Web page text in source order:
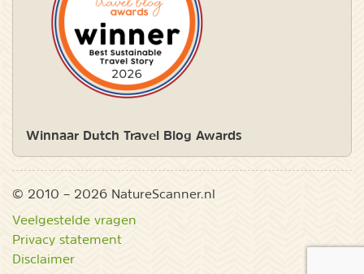
Winnaar Dutch Travel Blog Awards
© 2010 – 2026 NatureScanner.nl
Veelgestelde vragen
Privacy statement
Disclaimer